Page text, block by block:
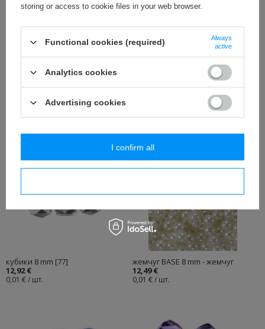
цвета квыбрать из спискас правой стороны (ЕСЛИ доступны
разные цвета)
Из-за высокой стоимости доставки товаров с помощью
курьерских компаний и проблем с таможенным оформлением
наш магазин не осуществляет розничные заказы в Россию,
Украину и Беларусь. Приносим извинения за неудобства.
кубики 8 mm [77]
12,92 €
0,01 € / шт.
жемчуг BASE 8 mm - жемчуг
12,49 €
0,01 € / шт.
storing or access to cookie files in your web browser.
Functional cookies (required)
Always
active
Analytics cookies
Advertising cookies
I confirm all